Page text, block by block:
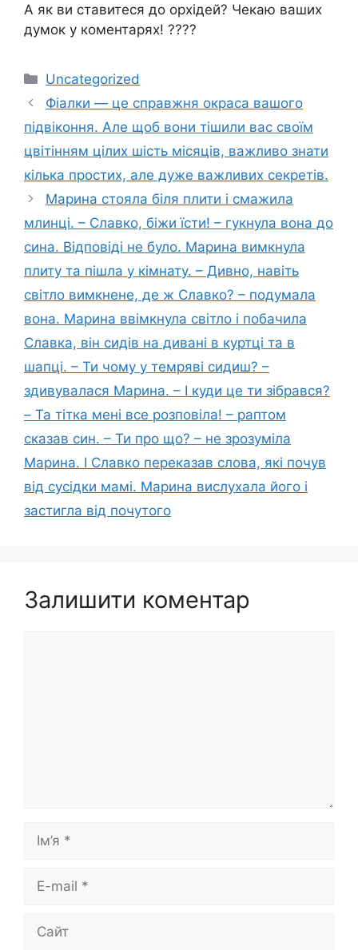
А як ви ставитеся до орхідей? Чекаю ваших
думок у коментарях! ????
Категорії
Uncategorized
Фіалки — це справжня окраса вашого
підвіконня. Але щоб вони тішили вас своїм
цвітінням цілих шість місяців, важливо знати
кілька простих, але дуже важливих секретів.
Марина стояла біля плити і смажила
млинці. – Славко, біжи їсти! – гукнула вона до
сина. Відповіді не було. Марина вимкнула
плиту та пішла у кімнату. – Дивно, навіть
світло вимкнене, де ж Славко? – подумала
вона. Марина ввімкнула світло і побачила
Славка, він сидів на дивані в куртці та в
шапці. – Ти чому у темряві сидиш? –
здивувалася Марина. – І куди це ти зібрався?
– Та тітка мені все розповіла! – раптом
сказав син. – Ти про що? – не зрозуміла
Марина. І Славко переказав слова, які почув
від сусідки мамі. Марина вислухала його і
застигла від почутого
Залишити коментар
Ім’я
Сайт